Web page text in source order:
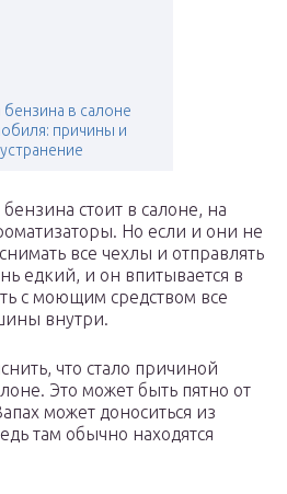
бензина в салоне
причины и
устранение
стоит в салоне, на
Но если и они не
все чехлы и отправлять
едкий, и он впитывается в
с моющим средством все
внутри.
что стало причиной
Это может быть пятно от
может доноситься из
там обычно находятся